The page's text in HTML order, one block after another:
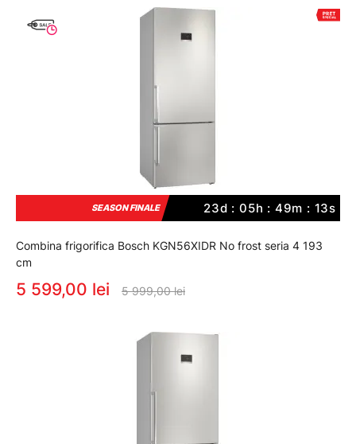
SEASON FINALE 23d : 05h : 49m : 12s
Combina frigorifica Bosch KGN56XIDR No frost seria 4 193
cm
5 599,00 lei 5 999,00 lei